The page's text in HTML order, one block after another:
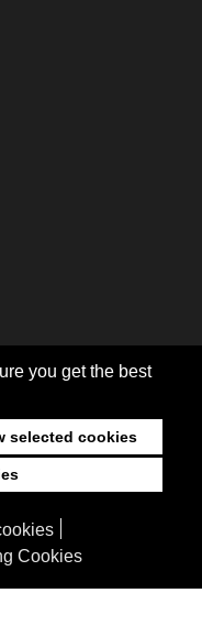
you get the best
selected cookies
Cookies